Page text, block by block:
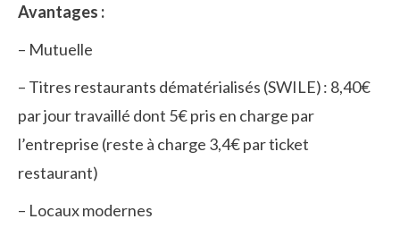
Avantages :
– Mutuelle
– Titres restaurants dématérialisés (SWILE) : 8,40€
par jour travaillé dont 5€ pris en charge par
l’entreprise (reste à charge 3,4€ par ticket
restaurant)
– Locaux modernes